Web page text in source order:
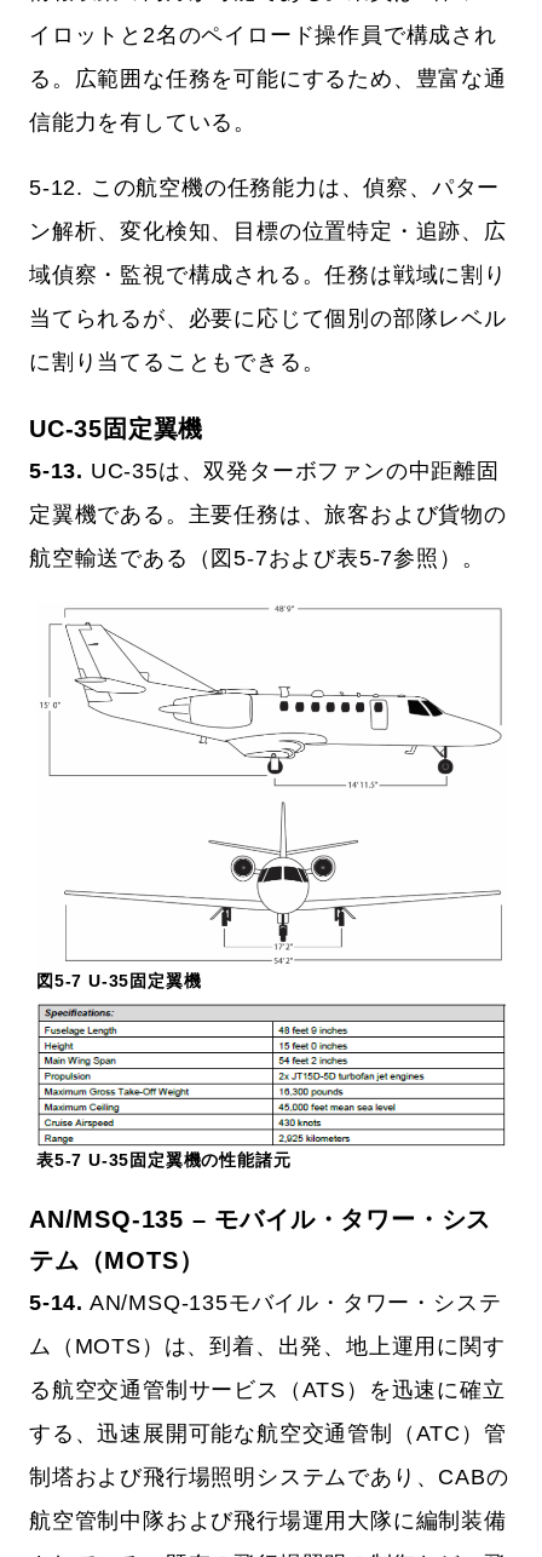
イロットと2名のペイロード操作員で構成され
る。広範囲な任務を可能にするため、豊富な通
信能力を有している。
5-12. この航空機の任務能力は、偵察、パター
ン解析、変化検知、目標の位置特定・追跡、広
域偵察・監視で構成される。任務は戦域に割り
当てられるが、必要に応じて個別の部隊レベル
に割り当てることもできる。
UC-35固定翼機
5-13. UC-35は、双発ターボファンの中距離固
定翼機である。主要任務は、旅客および貨物の
航空輸送である（図5-7および表5-7参照）。
図5-7 U-35固定翼機
表5-7 U-35固定翼機の性能諸元
AN/MSQ-135 – モバイル・タワー・シス
テム（MOTS）
5-14. AN/MSQ-135モバイル・タワー・システ
ム（MOTS）は、到着、出発、地上運用に関す
る航空交通管制サービス（ATS）を迅速に確立
する、迅速展開可能な航空交通管制（ATC）管
制塔および飛行場照明システムであり、CABの
航空管制中隊および飛行場運用大隊に編制装備